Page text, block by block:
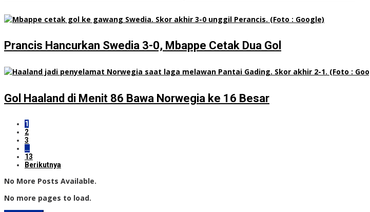
Prancis Hancurkan Swedia 3-0, Mbappe Cetak Dua Gol
Gol Haaland di Menit 86 Bawa Norwegia ke 16 Besar
1
2
3
…
13
Berikutnya
No More Posts Available.
No more pages to load.